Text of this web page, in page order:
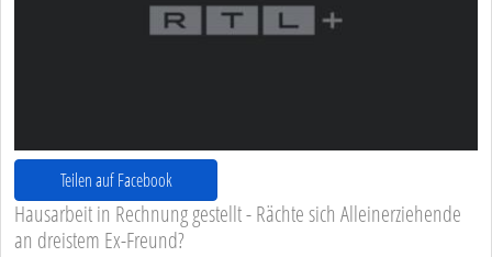
Teilen auf Facebook
Hausarbeit in Rechnung gestellt - Rächte sich Alleinerziehende
an dreistem Ex-Freund?